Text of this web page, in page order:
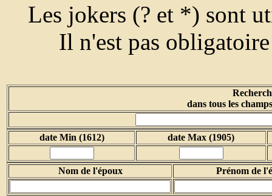
Les jokers (? et *) sont
Il n'est pas
dans tous les
date Min (1612) date Max (1905)
Nom de l'époux Prénom de